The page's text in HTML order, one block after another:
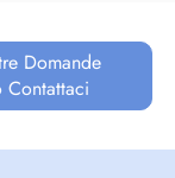
Domande
Contattaci